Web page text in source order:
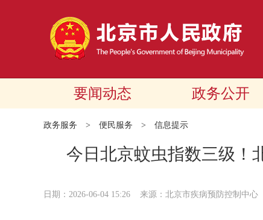
要闻动态 政务公开
政务服务 > 便民服务 > 信息提示
今日北京蚊虫指数三级！
日期：2026-06-04 15:26 来源：北京市疾病预防控制中心